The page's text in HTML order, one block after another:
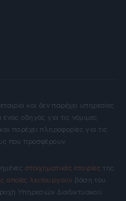
και δεν παρέχει υπηρεσίες
οδηγός για τις νόμιμες
παρέχει πληροφορίες για τις
που προσφέρουν.
στοιχηματικές εταιρίες της
οποίες λειτουργούν βάση του
Υπηρεσιών Διαδικτυακού